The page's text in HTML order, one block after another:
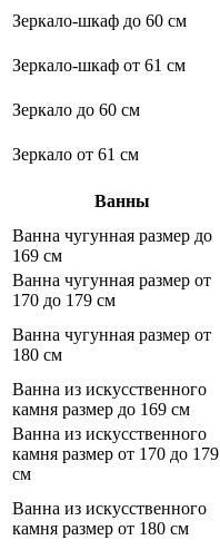
Зеркало-шкаф до 60 см
Зеркало-шкаф от 61 см
Зеркало до 60 см
Зеркало от 61 см
Ванны
Ванна чугунная размер до
169 см
Ванна чугунная размер от
170 до 179 см
Ванна чугунная размер от
180 см
Ванна из искусственного
камня размер до 169 см
Ванна из искусственного
камня размер от 170 до 179
см
Ванна из искусственного
камня размер от 180 см